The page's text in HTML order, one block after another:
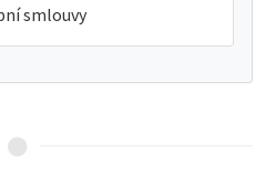
smlouvy